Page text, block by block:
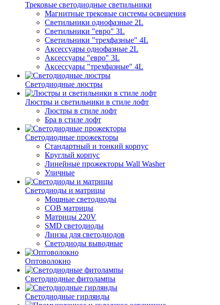
Трековые светодиодные светильники
Магнитные трековые системы освещения
Светильники однофазные 2L
Светильники "евро" 3L
Светильники "трехфазные" 4L
Аксессуары однофазные 2L
Аксессуары "евро" 3L
Аксессуары "трехфазные" 4L
Светодиодные люстры
Люстры и светильники в стиле лофт
Люстры в стиле лофт
Бра в стиле лофт
Светодиодные прожекторы
Стандартный и тонкий корпус
Круглый корпус
Линейные прожекторы Wall Washer
Уличные
Светодиоды и матрицы
Мощные светодиоды
COB матрицы
Матрицы 220V
SMD светодиоды
Линзы для светодиодов
Светодиоды выводные
Оптоволокно
Светодиодные фитолампы
Светодиодные гирлянды